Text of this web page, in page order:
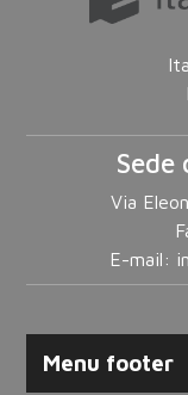
Sede
Via
E-mail:
Menu footer